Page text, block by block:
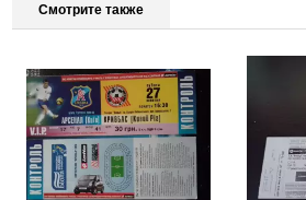
Смотрите также